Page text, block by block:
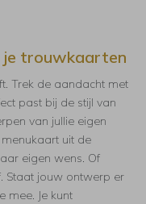
je trouwkaarten
Trek de aandacht met
past bij de stijl van
van jullie eigen
uit de
eigen wens. Of
Staat jouw ontwerp er
mee. Je kunt